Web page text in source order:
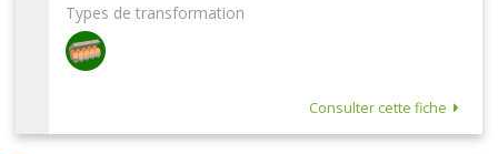
Types de transformation
Consulter cette fiche